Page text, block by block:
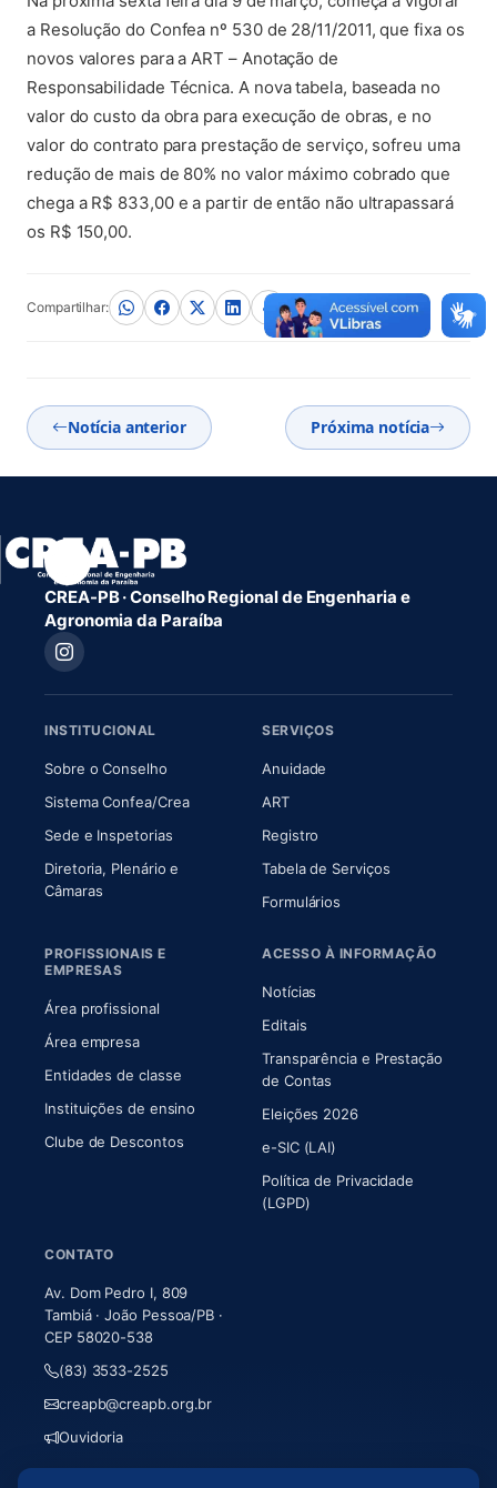
a Resolução do Confea nº 530 de 28/11/2011, que fixa os
novos valores para a ART – Anotação de
Responsabilidade Técnica. A nova tabela, baseada no
valor do custo da obra para execução de obras, e no
valor do contrato para prestação de serviço, sofreu uma
redução de mais de 80% no valor máximo cobrado que
chega a R$ 833,00 e a partir de então não ultrapassará
os R$ 150,00.
Compartilhar:
Notícia anterior Próxima notícia
CREA-PB · Conselho Regional de Engenharia e
Agronomia da Paraíba
INSTITUCIONAL
Sobre o Conselho(abre em nova aba)
Sistema Confea/Crea(abre em nova aba)
Sede e Inspetorias
Diretoria, Plenário e
Câmaras(abre em nova aba)
SERVIÇOS
Anuidade
ART(abre em nova aba)
Registro
Tabela de Serviços
Formulários
PROFISSIONAIS E
EMPRESAS
Área profissional
Área empresa
Entidades de classe
Instituições de ensino
Clube de Descontos
ACESSO À INFORMAÇÃO
Notícias
Editais
Transparência e Prestação
de Contas
Eleições 2026
e-SIC (LAI)
Política de Privacidade
(LGPD)
CONTATO
Av. Dom Pedro I, 809
Tambiá · João Pessoa/PB ·
CEP 58020-538
(83) 3533-2525
creapb@creapb.org.br
Ouvidoria